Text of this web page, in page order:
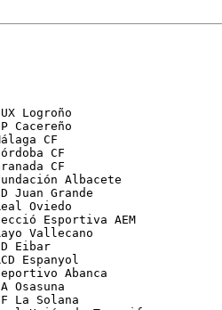
Logroño
CF
CF
CF
Albacete
Grande
Oviedo
Esportiva AEM
Vallecano
Eibar
Espanyol
Abanca
La Solana